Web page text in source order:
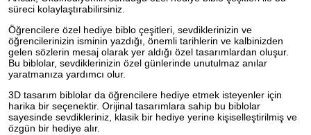
süreci kolaylaştırabilirsiniz.
Öğrencilere özel hediye biblo çeşitleri, sevdiklerinizin ve
öğrencilerinizin isminin yazdığı, önemli tarihlerin ve kalbinizden
gelen sözlerin mesaj olarak yer aldığı özel tasarımlardan oluşur.
Bu biblolar, sevdiklerinizin özel günlerinde unutulmaz anılar
yaratmanıza yardımcı olur.
3D tasarım biblolar da öğrencilere hediye etmek isteyenler için
harika bir seçenektir. Orijinal tasarımlara sahip bu biblolar
sayesinde sevdikleriniz, klasik bir hediye yerine kişiselleştirilmiş ve
özgün bir hediye alır.